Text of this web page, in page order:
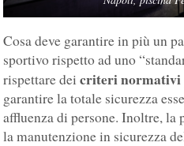
Cosa deve garantire in più un
sportivo rispetto ad uno
rispettare deicriteri normativi
garantire la totale sicurezza
affluenza di persone. Inoltre, la
la manutenzione in sicurezza